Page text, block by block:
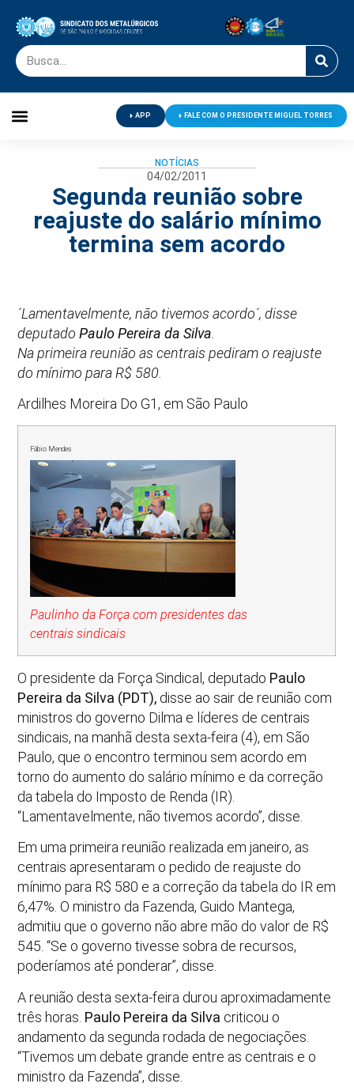
APP FALE COM O PRESIDENTE MIGUEL TORRES
NOTÍCIAS
04/02/2011
Segunda reunião sobre
reajuste do salário mínimo
termina sem acordo
´Lamentavelmente, não tivemos acordo´, disse
deputadoPaulo Pereira da Silva
Na primeira reunião as centrais pediram o reajuste
do mínimo para R$ 580.
Ardilhes Moreira Do G1, em São Paulo
Fábio Mendes
Paulinho da Força com presidentes das
centrais sindicais
O presidente da Força Sindical, deputado Paulo
Pereira da Silva (PDT), disse ao sair de reunião com
ministros do governo Dilma e líderes de centrais
sindicais, na manhã desta sexta-feira (4), em São
Paulo, que o encontro terminou sem acordo em
torno do aumento do salário mínimo e da correção
da tabela do Imposto de Renda (IR).
“Lamentavelmente, não tivemos acordo”, disse.
Em uma primeira reunião realizada em janeiro, as
centrais apresentaram o pedido de reajuste do
mínimo para R$ 580 e a correção da tabela do IR em
6,47%. O ministro da Fazenda, Guido Mantega,
admitiu que o governo não abre mão do valor de R$
545. “Se o governo tivesse sobra de recursos,
poderíamos até ponderar”, disse.
A reunião desta sexta-feira durou aproximadamente
três horas. Paulo Pereira da Silva criticou o
andamento da segunda rodada de negociações.
“Tivemos um debate grande entre as centrais e o
ministro da Fazenda”, disse.